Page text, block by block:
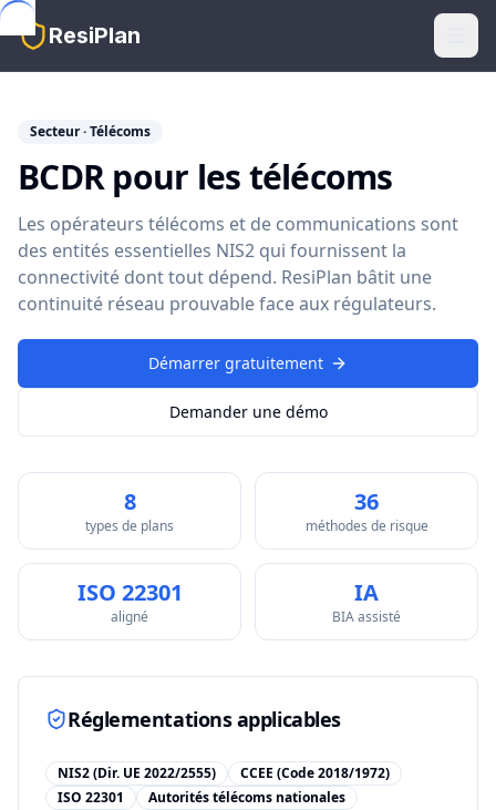
Skip to main content
ResiPlan
Secteur · Télécoms
BCDR pour les télécoms
Les opérateurs télécoms et de communications sont
des entités essentielles NIS2 qui fournissent la
connectivité dont tout dépend. ResiPlan bâtit une
continuité réseau prouvable face aux régulateurs.
Démarrer gratuitement
Demander une démo
8
types de plans
36
méthodes de risque
ISO 22301
aligné
IA
BIA assisté
Réglementations applicables
NIS2 (Dir. UE 2022/2555)
CCEE (Code 2018/1972)
ISO 22301
Autorités télécoms nationales